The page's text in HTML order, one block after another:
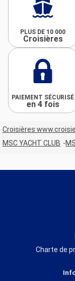
PLUS DE 10 000
Croisières
PAIEMENT SÉCURISÉ
en 4 fois
Croisières
MSC YACHT CLUB
Charte de